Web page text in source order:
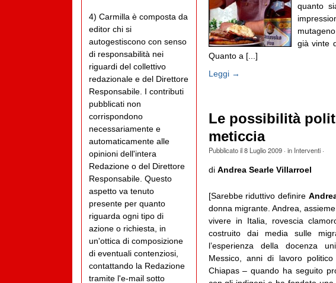
quanto
già vinte
Quanto a [...]
Leggi →
Le possibilità
meticcia
Pubblicato il8 Luglio 2009· in Interventi·
di Andrea Searle Villarroel
[Sarebbe riduttivo definire
donna migrante. Andrea,
vivere in Italia, rovescia
costruito dai media sulle
l’esperienza della docenza
Messico, anni di lavoro
Chiapas – quando ha seguito
4) Carmilla è composta da
editor chi si
autogestiscono con senso
di responsabilità nei
riguardi del collettivo
redazionale e del Direttore
Responsabile. I contributi
pubblicati non
corrispondono
necessariamente e
automaticamente alle
opinioni dell'intera
Redazione o del Direttore
Responsabile. Questo
aspetto va tenuto
presente per quanto
riguarda ogni tipo di
azione o richiesta, in
un'ottica di composizione
di eventuali contenziosi,
contattando la Redazione
tramite l'e-mail sotto